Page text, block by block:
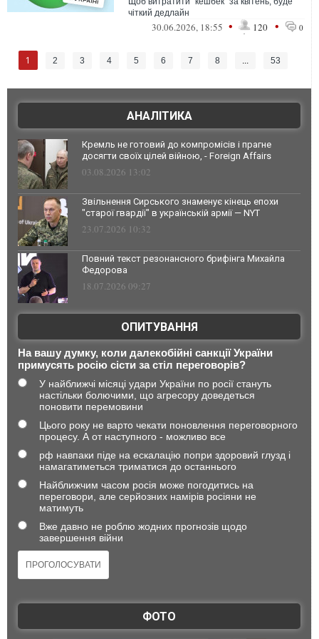
чіткий дедлайн
30.06.2026, 18:55 • 120 • 0
1 2 3 4 5 6 7 8 ... 53
АНАЛІТИКА
Кремль не готовий до компромісів і прагне
досягти своїх цілей війною, - Foreign Affairs
03.08.2026 13:02
Звільнення Сирського знаменує кінець епохи
"старої гвардії" в українській армії — NYT
23.07.2026 10:32
Повний текст резонансного брифінга Михайла
Федорова
18.07.2026 09:27
ОПИТУВАННЯ
На вашу думку, коли далекобійні санкції України
примусять росію сісти за стіл переговорів?
У найближчі місяці удари України по росії стануть
настільки болючими, що агресору доведеться
поновити перемовини
Цього року не варто чекати поновлення переговорного
процесу. А от наступного - можливо все
рф навпаки піде на ескалацію попри здоровий глузд і
намагатиметься триматися до останнього
Найближчим часом росія може погодитись на
переговори, але серйозних намірів росіяни не
матимуть
Вже давно не роблю жодних прогнозів щодо
завершення війни
ФОТО